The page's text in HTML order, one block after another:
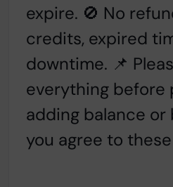
expire. 🚫 No
credits, expired
downtime. 📌
everything before
adding balance or
you agree to